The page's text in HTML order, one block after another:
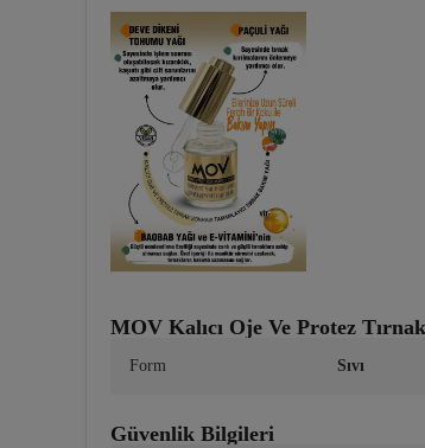
MOV Kalıcı Oje Ve Protez
Form Sıvı
Güvenlik Bilgileri